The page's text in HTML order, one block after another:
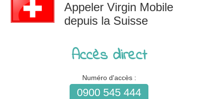
Appeler Virgin Mobile
depuis la Suisse
Accès direct
Numéro d'accès :
0900 545 444